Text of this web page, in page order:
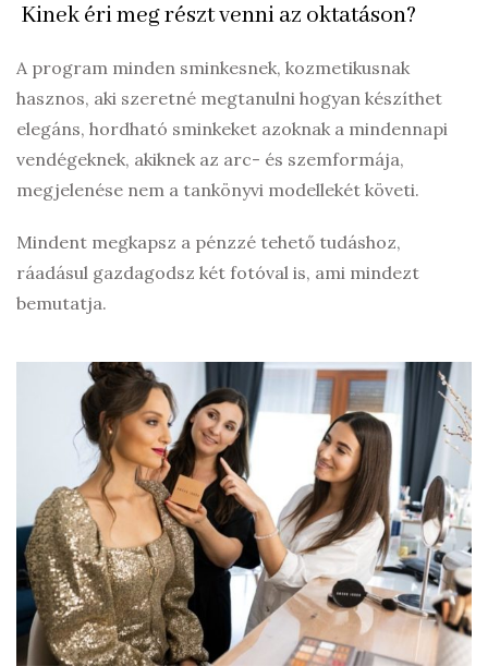
Kinek éri meg részt venni az oktatáson?
A program minden sminkesnek, kozmetikusnak
hasznos, aki szeretné megtanulni hogyan készíthet
elegáns, hordható sminkeket azoknak a mindennapi
vendégeknek, akiknek az arc- és szemformája,
megjelenése nem a tankönyvi modellekét követi.
Mindent megkapsz a pénzzé tehető tudáshoz,
ráadásul gazdagodsz két fotóval is, ami mindezt
bemutatja.